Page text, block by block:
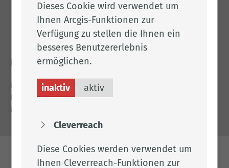
Landkreis Cloppenburg
Eschstr. 29
49661 Cloppenburg
Rechtliches
Impressum
Datenschutz
Barrierefreiheit
Dieses Cookie wird verwendet um
Ihnen Arcgis-Funktionen zur
Verfügung zu stellen die Ihnen ein
besseres Benutzererlebnis
ermöglichen.
inaktiv aktiv
Cleverreach
Diese Cookies werden verwendet um
Ihnen Cleverreach-Funktionen zur